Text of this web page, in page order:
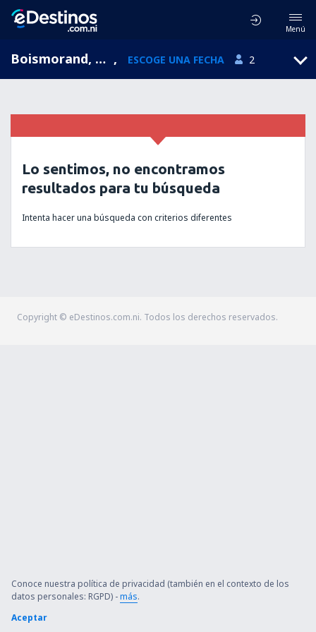
Menú
Boismorand, Centre, Francia , ESCOGE UNA FECHA 2
Lo sentimos, no encontramos
resultados para tu búsqueda
Intenta hacer una búsqueda con criterios diferentes
Copyright © eDestinos.com.ni. Todos los derechos reservados.
Conoce nuestra política de privacidad (también en el contexto de los
datos personales: RGPD) -más.
Aceptar